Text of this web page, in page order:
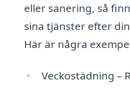
eller sanering, så
sina tjänster efter
Här är några
Veckostädning –